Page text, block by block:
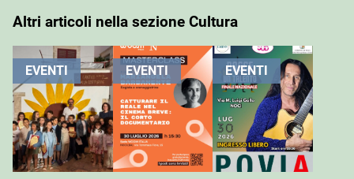
Altri articoli nella sezione Cultura
EVENTI EVENTI EVENTI